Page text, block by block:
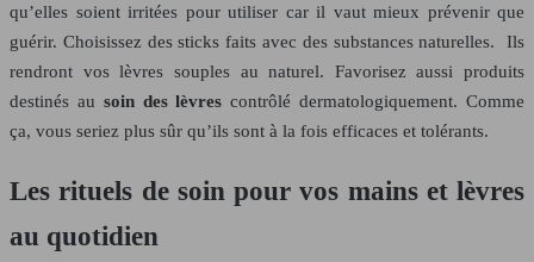
qu’elles soient irritées pour utiliser car il vaut mieux prévenir que
guérir. Choisissez des sticks faits avec des substances naturelles. Ils
rendront vos lèvres souples au naturel. Favorisez aussi produits
destinés au soin des lèvres contrôlé dermatologiquement. Comme
ça, vous seriez plus sûr qu’ils sont à la fois efficaces et tolérants.
Les rituels de soin pour vos mains et lèvres
au quotidien